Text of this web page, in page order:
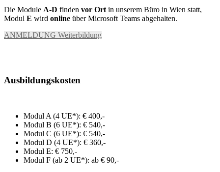
Die Module A-D finden vor Ort in unserem Büro in Wien statt,
Modul E wird online über Microsoft Teams abgehalten.
ANMELDUNG Weiterbildung
Ausbildungskosten
Modul A (4 UE*): € 400,-
Modul B (6 UE*): € 540,-
Modul C (6 UE*): € 540,-
Modul D (4 UE*): € 360,-
Modul E: € 750,-
Modul F (ab 2 UE*): ab € 90,-